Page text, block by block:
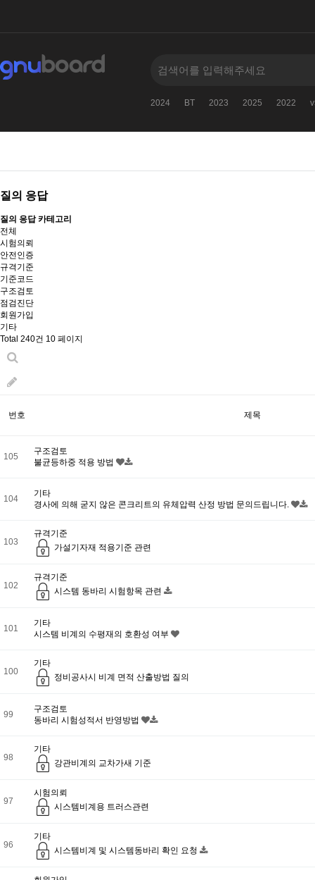
2024 BT 2023 2025 2022
질의 응답
질의 응답 카테고리
전체
시험의뢰
안전인증
규격기준
기준코드
구조검토
점검진단
회원가입
기타
Total 240건 10 페이지
번호 제목
105
구조검토
불균등하중 적용 방법
104
기타
경사에 의해 굳지 않은 콘크리트의 유체압력 산정 방법 문의드립니다.
103
규격기준
가설기자재 적용기준 관련
102
규격기준
시스템 동바리 시험항목 관련
101
기타
시스템 비계의 수평재의 호환성 여부
100
기타
정비공사시 비계 면적 산출방법 질의
99
구조검토
동바리 시험성적서 반영방법
98
기타
강관비계의 교차가새 기준
97
시험의뢰
시스템비계용 트러스관련
96
기타
시스템비계 및 시스템동바리 확인 요청